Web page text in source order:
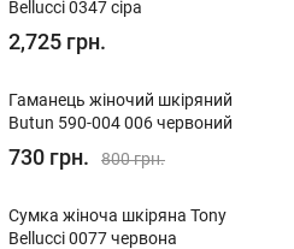
Vito Torelli
Сумка
Bellucci 0347 сіра
2,725 грн.
​Гаманець жіночий шкіряний
Butun 590-004 006 червоний
730 грн. 800 грн.
Сумка жіноча шкіряна Tony
Bellucci 0077 червона